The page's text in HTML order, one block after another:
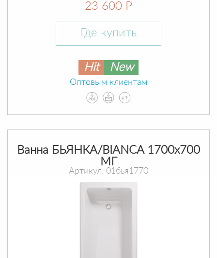
23 600 Р
Где купить
Hit New
Оптовым клиентам
Ванна БЬЯНКА/BIANCA 1700х700
МГ
Артикул: 01бья1770